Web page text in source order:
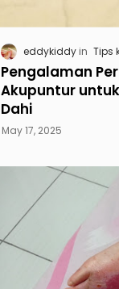
eddykiddy Tips
Pengalaman
Akupuntur
Dahi
May 17, 2025